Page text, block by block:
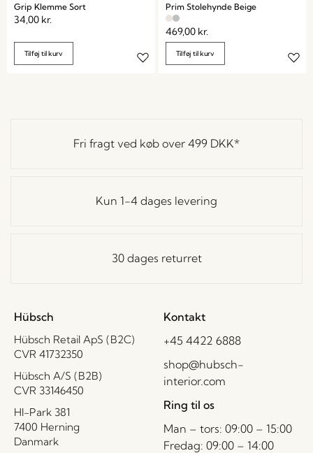
Grip Klemme Sort
34,00 kr.
Tilføj til kurv
Prim Stolehynde Beige
469,00 kr.
Tilføj til kurv
Fri fragt ved køb over 499 DKK*
Kun 1-4 dages levering
30 dages returret
Hübsch
Hübsch Retail ApS (B2C)
CVR 41732350
Hübsch A/S (B2B)
CVR 33146450
HI-Park 381
7400 Herning
Danmark
Kontakt
+45 4422 6888
shop@hubsch-
interior.com
Ring til os
Man – tors: 09:00 – 15:00
Fredag: 09:00 – 14:00